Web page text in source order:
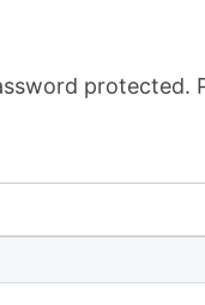
protected.